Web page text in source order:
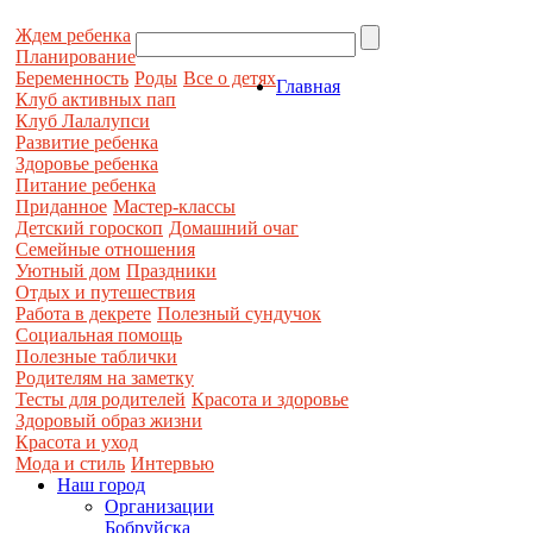
Ждем ребенка
Планирование
Беременность Роды Все о детях
Клуб активных пап
Клуб Лалалупси
Развитие ребенка
Здоровье ребенка
Питание ребенка
Приданное Мастер-классы
Детский гороскоп Домашний очаг
Семейные отношения
Уютный дом Праздники
Отдых и путешествия
Работа в декрете Полезный сундучок
Социальная помощь
Полезные таблички
Родителям на заметку
Тесты для родителей Красота и здоровье
Здоровый образ жизни
Красота и уход
Мода и стиль Интервью
Главная
Наш город
Организации
Бобруйска